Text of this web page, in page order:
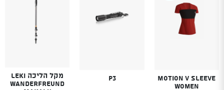
Motion V Sleeve
Women
P3
מקל הליכה LEKI
WANDERFREUND